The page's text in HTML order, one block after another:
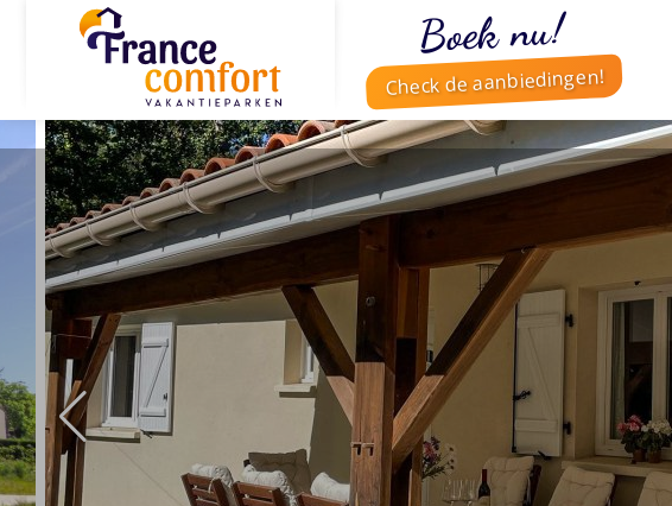
Boek nu!
Check de aanbiedingen!